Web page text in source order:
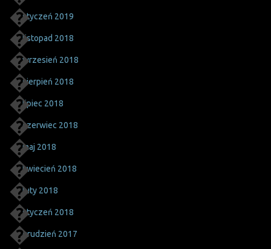
styczeń 2019
listopad 2018
wrzesień 2018
sierpień 2018
lipiec 2018
czerwiec 2018
maj 2018
kwiecień 2018
luty 2018
styczeń 2018
grudzień 2017